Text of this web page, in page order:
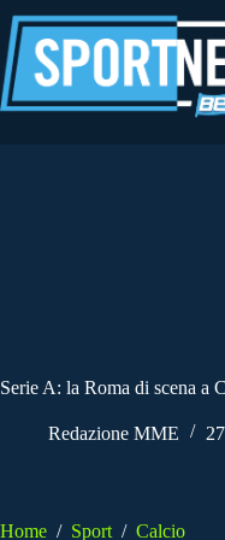
al
contenuto
Serie A: la Roma di scena a
Redazione MME
Home / Sport / Calcio